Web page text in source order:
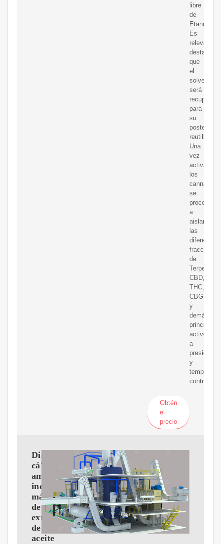
libre
de
Etanol.
Es
relevante
destacar
que
el
solvente
será
recuperado
para
su
posterior
Una
vez
activados
los
se
procede
a
aislar
las
diferentes
fracciones
de
Terpenos,
CBD,
THC,
CBG
y
demás
principios
activos,
a
presiones
y
Obtén
el
precio
Disolvente
cá?
amo
industrial
máquina
de
extracción
de
aceite